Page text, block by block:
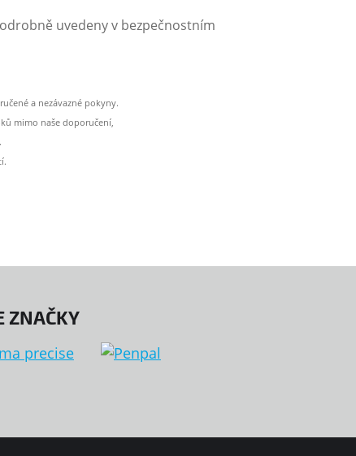
uvedeny v bezpečnostním
a nezávazné pokyny.
mimo naše doporučení,
ZNAČKY